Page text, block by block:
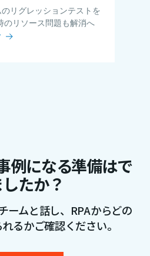
リグレッションテストを
のリソース問題も解消へ
例になる準備はで
たか？
ームと話し、RPAからどの
るかご確認ください。